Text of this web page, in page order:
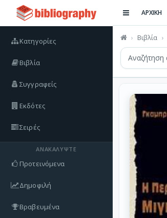
Κατηγορίες
Βιβλία
Συγγραφείς
Εκδότες
Σειρές
ΑΝΑΚΑΛΎΨΤΕ
Προτεινόμενα
Δημοφιλή
Βραβευμένα
ΑΡΧΙΚΗ
Βιβλία